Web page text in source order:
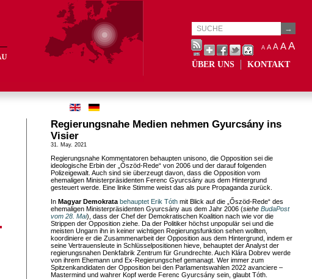
A A A AA
ÜBER UNS KONTAKT
Regierungsnahe Medien nehmen Gyurcsány ins
Visier
31. May. 2021
Regierungsnahe Kommentatoren behaupten unisono, die Opposition sei die
ideologische Erbin der „Őszöd-Rede“ von 2006 und der darauf folgenden
Polizeigewalt. Auch sind sie überzeugt davon, dass die Opposition vom
ehemaligen Ministerpräsidenten Ferenc Gyurcsány aus dem Hintergrund
gesteuert werde. Eine linke Stimme weist das als pure Propaganda zurück.
In Magyar Demokrata behauptet Erik Tóth mit Blick auf die „Őszöd-Rede“ des
ehemaligen Ministerpräsidenten Gyurcsány aus dem Jahr 2006 (siehe BudaPost
vom 28. Mai), dass der Chef der Demokratischen Koalition nach wie vor die
Strippen der Opposition ziehe. Da der Politiker höchst unpopulär sei und die
meisten Ungarn ihn in keiner wichtigen Regierungsfunktion sehen wollten,
koordiniere er die Zusammenarbeit der Opposition aus dem Hintergrund, indem er
seine Vertrauensleute in Schlüsselpositionen hieve, behauptet der Analyst der
regierungsnahen Denkfabrik Zentrum für Grundrechte. Auch Klára Dobrev werde
von ihrem Ehemann und Ex-Regierungschef gemanagt. Wer immer zum
Spitzenkandidaten der Opposition bei den Parlamentswahlen 2022 avanciere –
Mastermind und wahrer Kopf werde Ferenc Gyurcsány sein, glaubt Tóth.